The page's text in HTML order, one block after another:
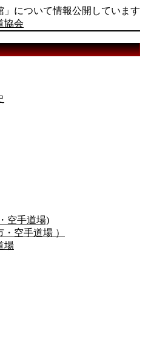
について情報公開しています
協会
空手道場)
空手道場 ）
場